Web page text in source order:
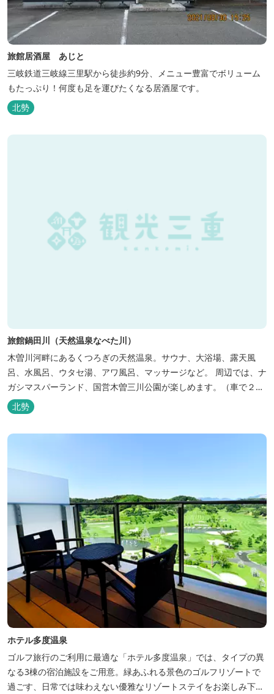
旅館居酒屋 あじと
三岐鉄道三岐線三里駅から徒歩約9分、メニュー豊富でボリューム
もたっぷり！何度も足を運びたくなる居酒屋です。
北勢
旅館鍋田川（天然温泉なべた川）
木曽川河畔にあるくつろぎの天然温泉。サウナ、大浴場、露天風
呂、水風呂、ウタセ湯、アワ風呂、マッサージなど。 周辺では、ナ
ガシマスパーランド、国営木曽三川公園が楽しめます。（車で２０
分）
北勢
ホテル多度温泉
ゴルフ旅行のご利用に最適な「ホテル多度温泉」では、タイプの異
なる3棟の宿泊施設をご用意。緑あふれる景色のゴルフリゾートで
過ごす、日常では味わえない優雅なリゾートステイをお楽しみ下さ